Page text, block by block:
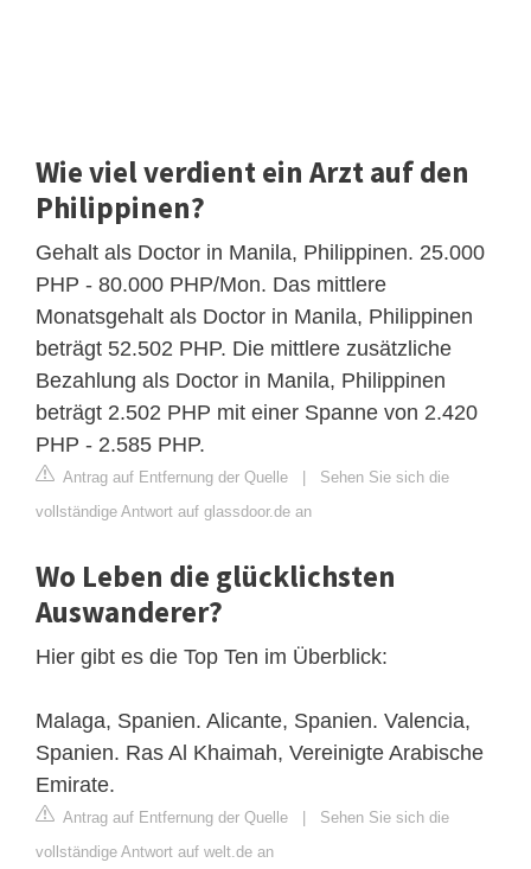
Wie viel verdient ein Arzt auf den
Philippinen?
Gehalt als Doctor in Manila, Philippinen. 25.000
PHP - 80.000 PHP/Mon. Das mittlere
Monatsgehalt als Doctor in Manila, Philippinen
beträgt 52.502 PHP. Die mittlere zusätzliche
Bezahlung als Doctor in Manila, Philippinen
beträgt 2.502 PHP mit einer Spanne von 2.420
PHP - 2.585 PHP.
Antrag auf Entfernung der Quelle | Sehen Sie sich die
vollständige Antwort auf glassdoor.de an
Wo Leben die glücklichsten
Auswanderer?
Hier gibt es die Top Ten im Überblick:
Malaga, Spanien. Alicante, Spanien. Valencia,
Spanien. Ras Al Khaimah, Vereinigte Arabische
Emirate.
Antrag auf Entfernung der Quelle | Sehen Sie sich die
vollständige Antwort auf welt.de an